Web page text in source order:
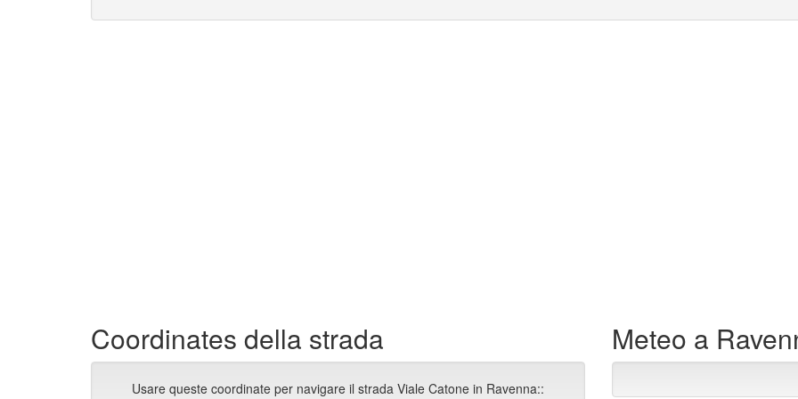
Coordinates della strada
Usare queste coordinate per navigare il strada Viale Catone in Ravenna::
Meteo a